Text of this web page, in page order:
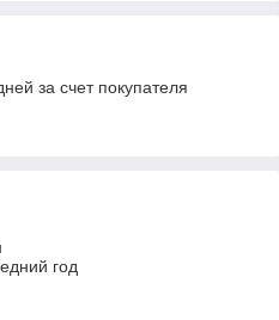
за счет покупателя
год